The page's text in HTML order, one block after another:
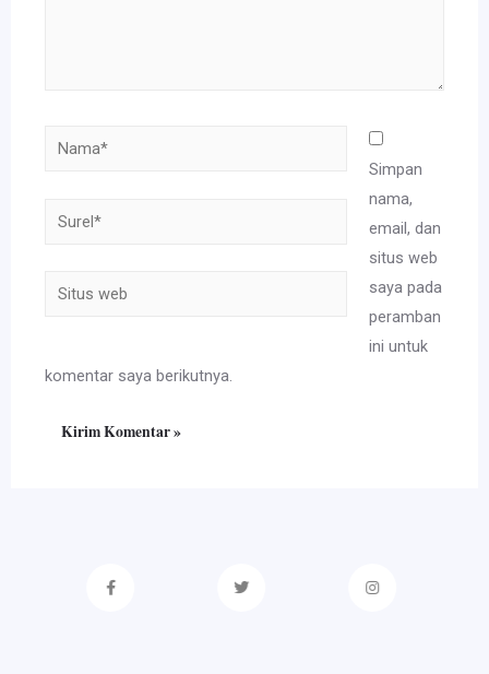
Nama*
Surel*
Situs
Simpan
nama,
email, dan
situs web
saya pada
peramban
ini untuk
komentar saya berikutnya.